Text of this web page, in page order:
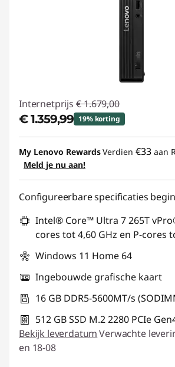
Internetprijs € 1.679,00
€ 1.359,99 19% korting
eCoupon-besparingen :-€ 319,01
eCoupon gebruiken :
My Lenovo RewardsVerdien €33 aan
Meld je nu aan!
Configureerbare specificaties
Intel® Core™ Ultra 7 265T
cores tot 4,60 GHz en P-cores
Windows 11 Home 64
Ingebouwde grafische kaart
16 GB DDR5-5600MT/s
512 GB SSD M.2 2280 PCIe
Bekijk leverdatumVerwachte
en 18-08